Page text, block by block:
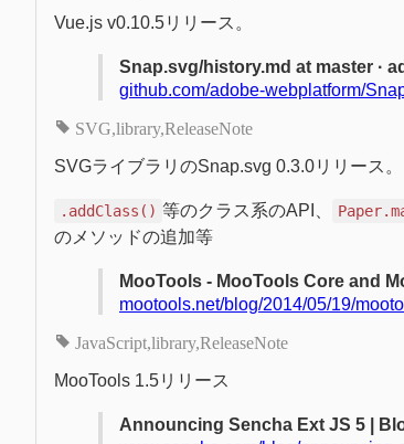
Vue.js v0.10.5リリース。
Snap.svg/history.md at master ·
github.com/adobe-webplatform/
SVG library ReleaseNote
SVGライブラリのSnap.svg 0.3.0リリース。
.addClass() 等のクラス系のAPI、
のメソッドの追加等
MooTools - MooTools Core and
mootools.net/blog/2014/05/19/
JavaScript library ReleaseNote
MooTools 1.5リリース
Announcing Sencha Ext JS 5 |